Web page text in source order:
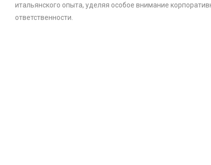
итальянского опыта, уделяя особое внимание
ответственности.